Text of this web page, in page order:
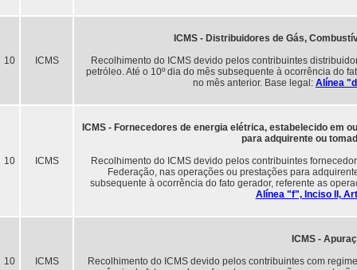
10 ICMS
ICMS - Distribuidores de Gás,
Recolhimento do ICMS devido pelos contribuintes
petróleo. Até o 10º dia do mês subsequente à ocorrência do
no mês anterior. Base legal: Alínea
10 ICMS
ICMS - Fornecedores de energia elétrica, estabelecido em
para adquirente ou
Recolhimento do ICMS devido pelos contribuintes
Federação, nas operações ou prestações para
subsequente à ocorrência do fato gerador, referente as
Alínea "f", Inciso II,
10 ICMS
ICMS -
Recolhimento do ICMS devido pelos contribuintes com